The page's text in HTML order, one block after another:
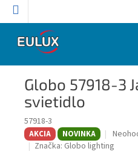
Prejsť
Globo 57918-3
svietidlo
57918-3
AKCIA NOVINKA
Značka: Globo lighting